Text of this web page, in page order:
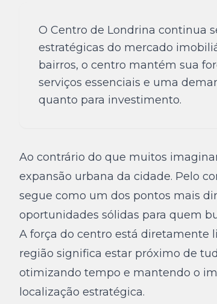
O Centro de Londrina continua
estratégicas do mercado
bairros, o centro mantém sua
serviços essenciais e uma
quanto para investimento.
Ao contrário do que muitos
expansão urbana da cidade. Pelo
segue como um dos pontos mais
oportunidades sólidas para quem
A força do centro está diretamente
região significa estar próximo de
otimizando tempo e mantendo o
localização estratégica.